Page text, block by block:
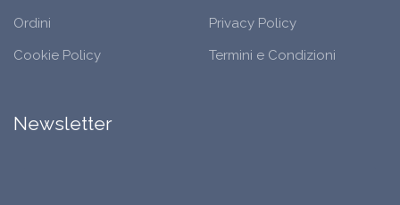
Ordini
Privacy Policy
Cookie Policy
Termini e Condizioni
Newsletter